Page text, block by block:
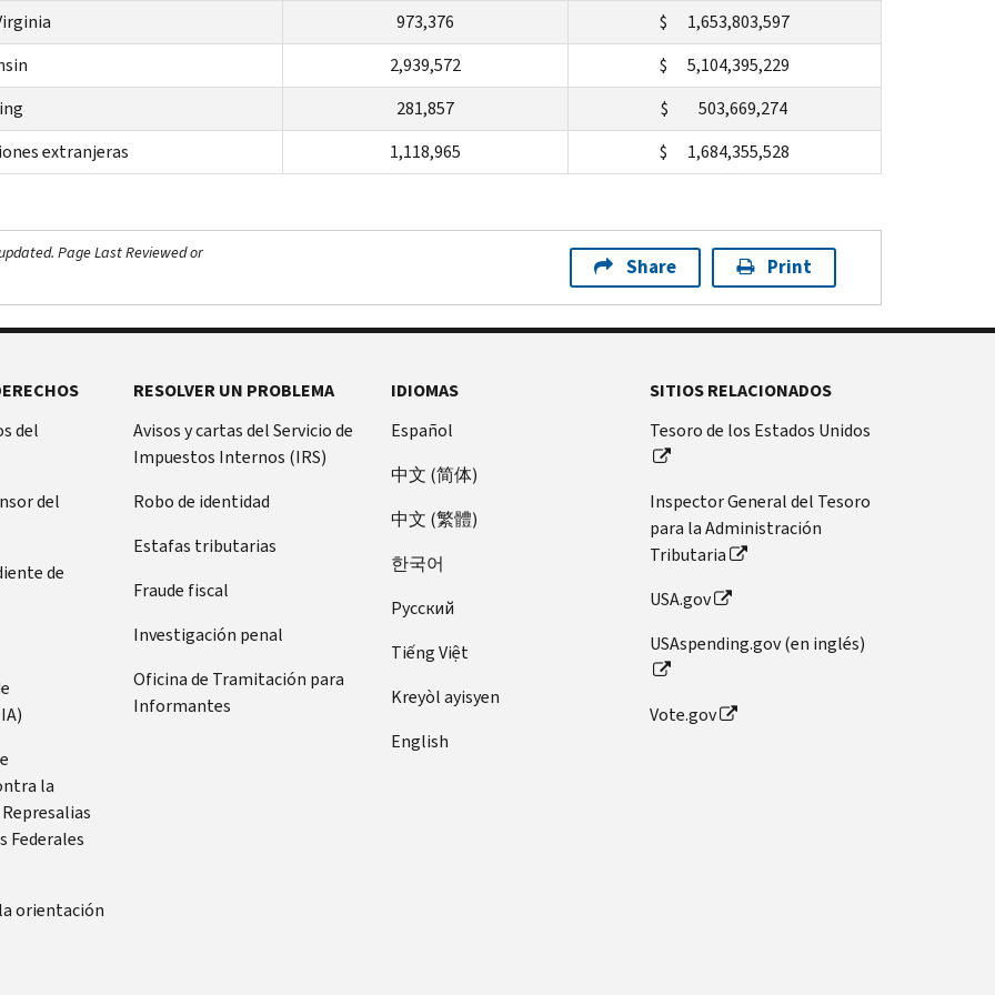
973,376
$ 1,653,803,597
2,939,572
$ 5,104,395,229
281,857
$ 503,669,274
extranjeras
1,118,965 $ 1,684,355,528
Page Last Reviewed or
Share Print
del
del
de
la
Federales
orientación
RESOLVER UN PROBLEMA
Avisos y cartas del Servicio de
Impuestos Internos (IRS)
Robo de identidad
Estafas tributarias
Fraude fiscal
Investigación penal
Oficina de Tramitación para
Informantes
IDIOMAS
Español
中文 (简体)
中文 (繁體)
한국어
Pусский
Tiếng Việt
Kreyòl ayisyen
English
SITIOS RELACIONADOS
Tesoro de los Estados Unidos
Inspector General del Tesoro
para la Administración
Tributaria
USA.gov
USAspending.gov (en inglés)
Vote.gov